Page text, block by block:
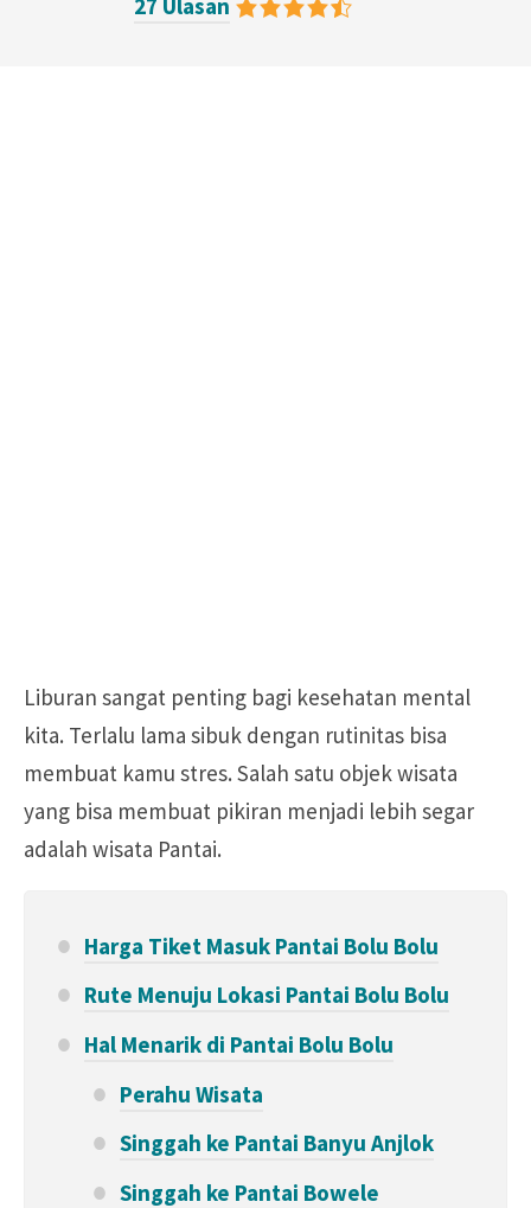
27 Ulasan
Liburan sangat penting bagi kesehatan mental
kita. Terlalu lama sibuk dengan rutinitas bisa
membuat kamu stres. Salah satu objek wisata
yang bisa membuat pikiran menjadi lebih segar
adalah wisata Pantai.
Harga Tiket Masuk Pantai Bolu Bolu
Rute Menuju Lokasi Pantai Bolu Bolu
Hal Menarik di Pantai Bolu Bolu
Perahu Wisata
Singgah ke Pantai Banyu Anjlok
Singgah ke Pantai Bowele